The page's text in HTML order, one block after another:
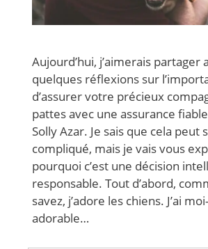
Aujourd’hui, j’aimerais partager
quelques réflexions sur
d’assurer votre précieux
pattes avec une assurance
Solly Azar. Je sais que cela peut
compliqué, mais je vais vous
pourquoi c’est une décision
responsable. Tout d’abord,
savez, j’adore les chiens. J’ai
adorable…